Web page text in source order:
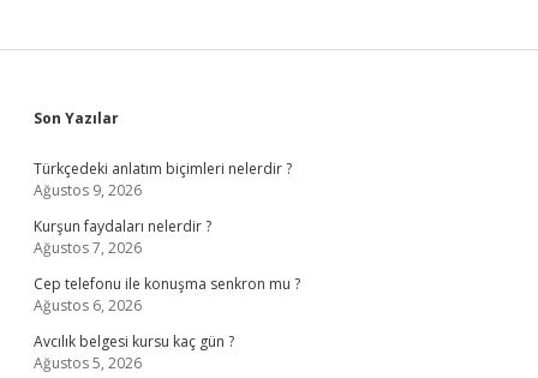
Sidebar
Son Yazılar
Türkçedeki anlatım biçimleri nelerdir ?
Ağustos 9, 2026
Kurşun faydaları nelerdir ?
Ağustos 7, 2026
Cep telefonu ile konuşma senkron mu ?
Ağustos 6, 2026
Avcılık belgesi kursu kaç gün ?
Ağustos 5, 2026